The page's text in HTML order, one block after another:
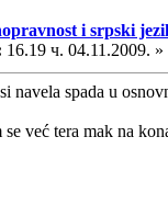
i srpski
16.19 ч. 04.11.2009. »
navela spada u
se već tera mak na